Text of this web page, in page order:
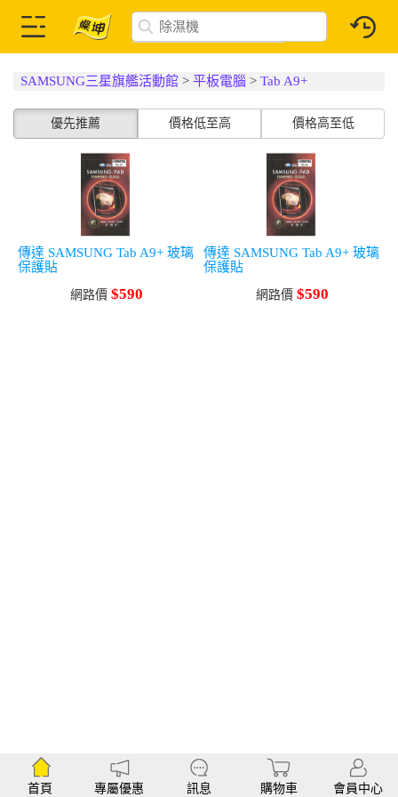
SAMSUNG三星旗艦活動館 >平板電腦 >Tab A9+
優先推薦 價格低至高 價格高至低
傳達 SAMSUNG Tab A9+ 玻璃
保護貼
網路價 $590
傳達 SAMSUNG Tab A9+ 玻璃
保護貼
網路價 $590
首頁 專屬優惠 訊息 購物車 會員中心